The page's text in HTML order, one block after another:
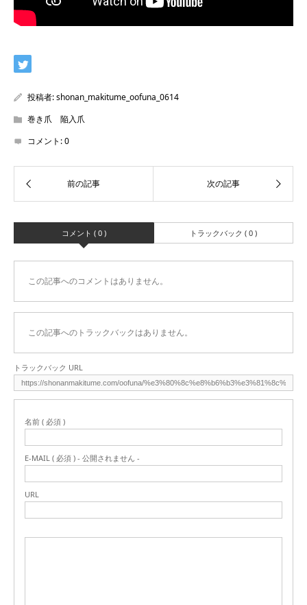
投稿者:shonan_makitume_oofuna_0614
巻き爪 陥入爪
コメント:0
コメント ( 0 ) トラックバック ( 0 )
この記事へのコメントはありません。
この記事へのトラックバックはありません。
トラックバック URL
名前 ( 必須 )
E-MAIL ( 必須 ) - 公開されません -
URL